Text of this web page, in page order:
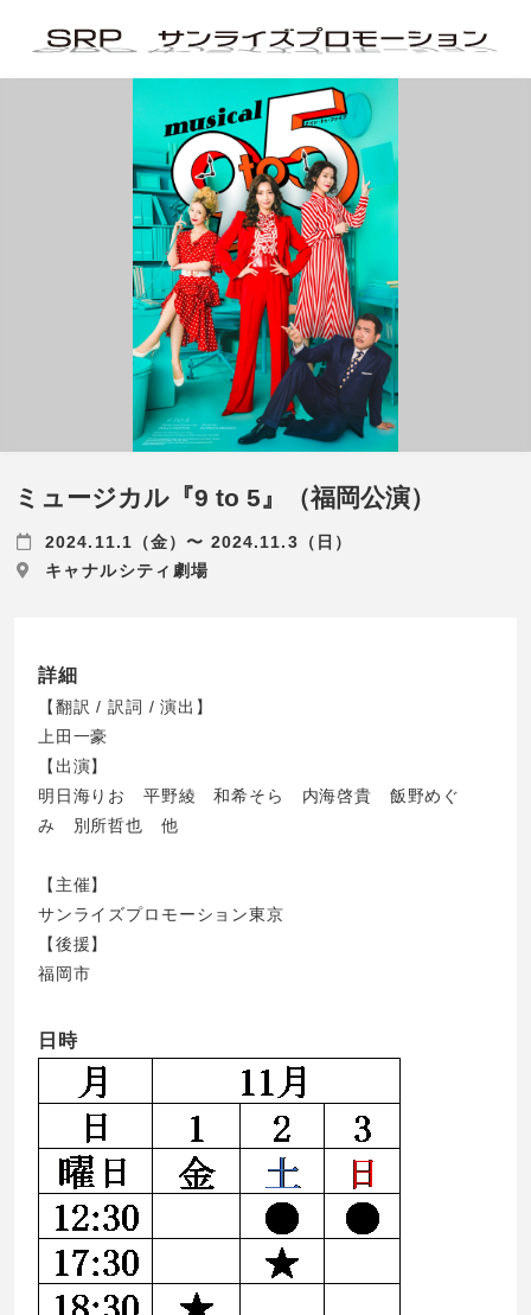
ミュージカル『9 to 5』（福岡公演）
2024.11.1（金）〜 2024.11.3（日）
キャナルシティ劇場
詳細
【翻訳 / 訳詞 / 演出】
上田一豪
【出演】
明日海りお 平野綾 和希そら 内海啓貴 飯野めぐ
み 別所哲也 他
【主催】
サンライズプロモーション東京
【後援】
福岡市
日時